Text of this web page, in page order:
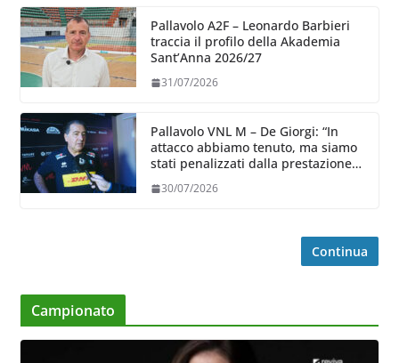
Pallavolo A2F – Leonardo Barbieri
traccia il profilo della Akademia
Sant’Anna 2026/27
31/07/2026
Pallavolo VNL M – De Giorgi: “In
attacco abbiamo tenuto, ma siamo
stati penalizzati dalla prestazione
30/07/2026
Continua
Campionato